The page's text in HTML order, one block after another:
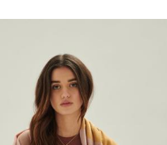
Bambina
Sport
Ciclismo